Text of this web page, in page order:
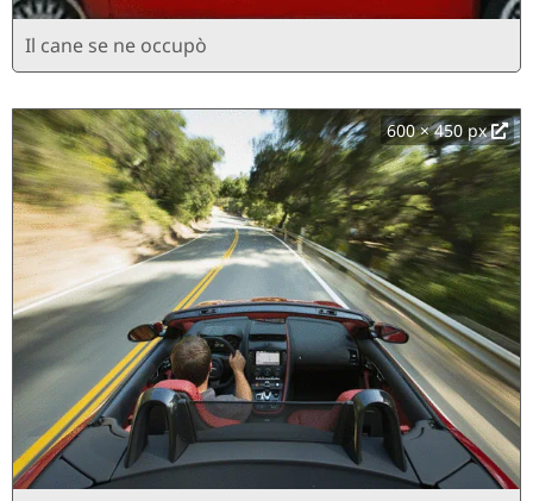
Il cane se ne occupò
600 × 450 px